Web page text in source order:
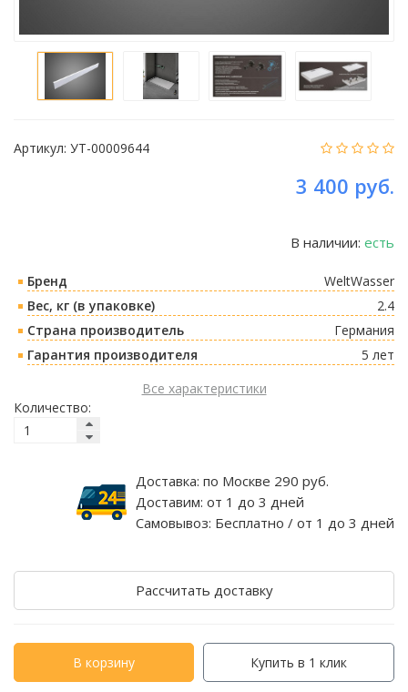
Артикул: УТ-00009644
3 400 руб.
В наличии: есть
Бренд
WeltWasser
Вес, кг (в упаковке)
2.4
Страна производитель
Германия
Гарантия производителя
5 лет
Все характеристики
Количество:
Доставка: по Москве 290 руб.
Доставим: от 1 до 3 дней
Самовывоз: Бесплатно / от 1 до 3 дней
Рассчитать доставку
В корзину Купить в 1 клик